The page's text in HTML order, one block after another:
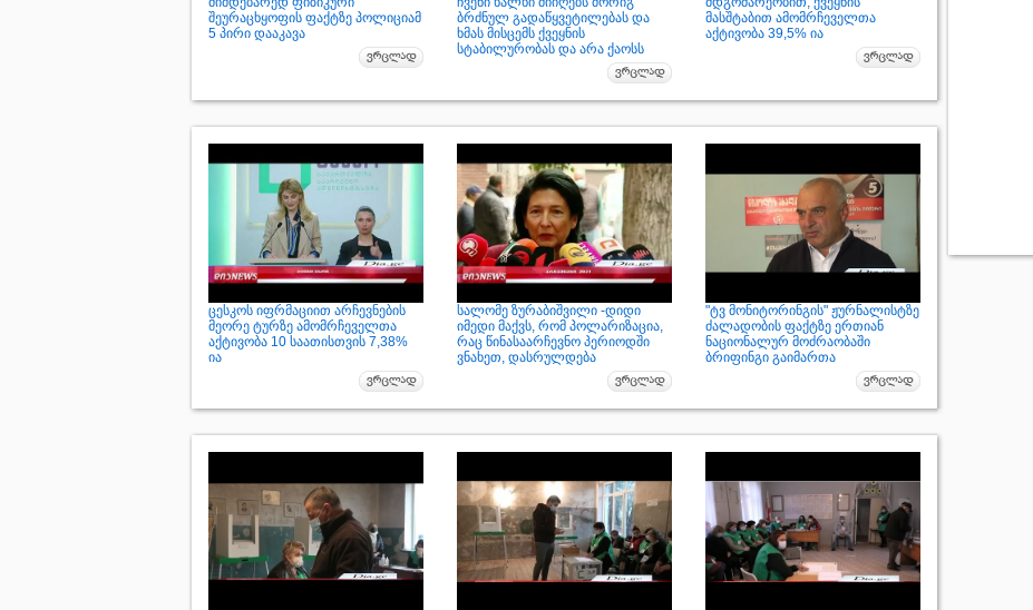
შეურაცხყოფის ფაქტზე პოლიციამ
5 პირი დააკავა
ბრძნულ გადაწყვეტილებას და
ხმას მისცემს ქვეყნის
სტაბილურობას და არა ქაოსს
მასშტაბით ამომრჩეველთა
აქტივობა 39,5% ია
ცესკოს იფრმაციით არჩევნების
მეორე ტურზე ამომრჩეველთა
აქტივობა 10 საათისთვის 7,38%
ია
სალომე ზურაბიშვილი -დიდი
იმედი მაქვს, რომ პოლარიზაცია,
რაც წინასაარჩევნო პერიოდში
ვნახეთ, დასრულდება
"ტვ მონიტორინგის" ჟურნალისტზე
ძალადობის ფაქტზე ერთიან
ნაციონალურ მოძრაობაში
ბრიფინგი გაიმართა